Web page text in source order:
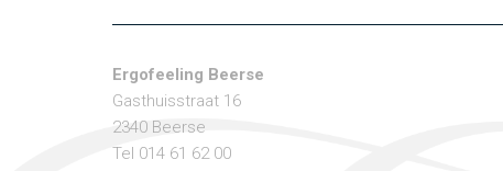
Ergofeeling Beerse
Gasthuisstraat 16
2340 Beerse
Tel 014 61 62 00